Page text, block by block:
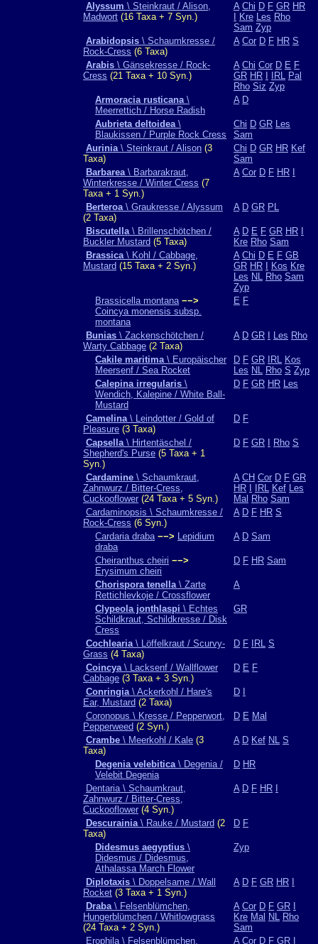
Alyssum \ Steinkraut / Alison,
Madwort (16 Taxa + 7 Syn.)
A Chi D F GR HR
Kre Les Rho
Sam Zyp
Arabidopsis \ Schaumkresse /
Rock-Cress (6 Taxa)
A Cor D F HR S
Arabis \ Gänsekresse / Rock-
Cress (21 Taxa + 10 Syn.)
A Chi Cor D E F
GR HR IRL Pal
Rho Siz Zyp
Armoracia rusticana\
Meerrettich / Horse Radish
A D
Aubrieta deltoidea\
Blaukissen / Purple Rock Cress
Chi D GR Les
Sam
Aurinia\ Steinkraut / Alison (3
Taxa)
Chi D GR HR Kef
Sam
Barbarea\ Barbarakraut,
Winterkresse / Winter Cress (7
Taxa + 1 Syn.)
A Cor D F HR
Berteroa\ Graukresse / Alyssum
(2 Taxa)
A D GR PL
Biscutella\ Brillenschötchen /
Buckler Mustard (5 Taxa)
A D E F GR HR
Kre Rho Sam
Brassica\ Kohl / Cabbage,
Mustard (15 Taxa + 2 Syn.)
A Chi D E F GB
GR HR Kos Kre
Les NL Rho Sam
Zyp
Brassicella montana −−>
Coincya monensis subsp.
montana
E F
Bunias \ Zackenschötchen /
Warty Cabbage (2 Taxa)
A D GR Les Rho
Cakile maritima\ Europäischer
Meersenf / Sea Rocket
D F GR IRL Kos
Les NL Rho S Zyp
Calepina irregularis \
Wendich, Kalepine / White Ball-
Mustard
D F GR HR Les
Camelina\ Leindotter / Gold of
Pleasure (3 Taxa)
D F
Capsella\ Hirtentäschel /
Shepherd's Purse (5 Taxa + 1
Syn.)
D F GR Rho S
Cardamine \ Schaumkraut,
Zahnwurz / Bitter-Cress,
Cuckooflower (24 Taxa + 5 Syn.)
A CH Cor D F GR
HR
IRL Kef Les
Mal Rho Sam
Cardaminopsis \ Schaumkresse /
Rock-Cress (6 Syn.)
A D F HR S
Cardaria draba −−> Lepidium
draba
A D Sam
Cheiranthus cheiri −−>
Erysimum cheiri
D F HR Sam
Chorispora tenella\ Zarte
Rettichlevkoje / Crossflower
A
Clypeola jonthlaspi \ Echtes
Schildkraut, Schildkresse / Disk
Cress
GR
Cochlearia\ Löffelkraut / Scurvy-
Grass (4 Taxa)
D F IRL S
Coincya\ Lacksenf / Wallflower
Cabbage (3 Taxa + 3 Syn.)
D E F
Conringia\ Ackerkohl / Hare's
Ear, Mustard (2 Taxa)
D
Coronopus \ Kresse / Pepperwort,
Pepperweed (2 Syn.)
D E Mal
Crambe \ Meerkohl / Kale (3
Taxa)
A D Kef NL S
Degenia velebitica\ Degenia /
Velebit Degenia
D HR
Dentaria \ Schaumkraut,
Zahnwurz / Bitter-Cress,
Cuckooflower (4 Syn.)
A D F HR
Descurainia\ Rauke / Mustard (2
Taxa)
D F
Didesmus aegyptius \
Didesmus / Didesmus,
Athalassa March Flower
Zyp
Diplotaxis \ Doppelsame / Wall
Rocket (3 Taxa + 1 Syn.)
A D F GR HR
Draba\ Felsenblümchen,
Hungerblümchen / Whitlowgrass
(24 Taxa + 2 Syn.)
A Cor D F GR
Kre Mal NL Rho
Sam
Erophila \ Felsenblümchen,
A Cor D F GR